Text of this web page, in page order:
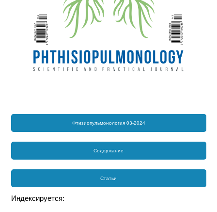
Фтизиопульмонология 03-2024
Содержание
Статьи
Индексируется: